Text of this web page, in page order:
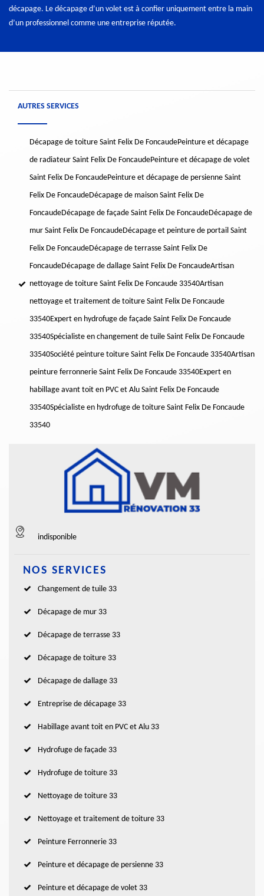
décapage. Le décapage d’un volet est à confier uniquement entre la main
d’un professionnel comme une entreprise réputée.
AUTRES SERVICES
Décapage de toiture Saint Felix De FoncaudePeinture et décapage
de radiateur Saint Felix De FoncaudePeinture et décapage de volet
Saint Felix De FoncaudePeinture et décapage de persienne Saint
Felix De FoncaudeDécapage de maison Saint Felix De
FoncaudeDécapage de façade Saint Felix De FoncaudeDécapage de
mur Saint Felix De FoncaudeDécapage et peinture de portail Saint
Felix De FoncaudeDécapage de terrasse Saint Felix De
FoncaudeDécapage de dallage Saint Felix De FoncaudeArtisan
nettoyage de toiture Saint Felix De Foncaude 33540Artisan
nettoyage et traitement de toiture Saint Felix De Foncaude
33540Expert en hydrofuge de façade Saint Felix De Foncaude
33540Spécialiste en changement de tuile Saint Felix De Foncaude
33540Société peinture toiture Saint Felix De Foncaude 33540Artisan
peinture ferronnerie Saint Felix De Foncaude 33540Expert en
habillage avant toit en PVC et Alu Saint Felix De Foncaude
33540Spécialiste en hydrofuge de toiture Saint Felix De Foncaude
33540
indisponible
NOS SERVICES
Changement de tuile 33
Décapage de mur 33
Décapage de terrasse 33
Décapage de toiture 33
Décapage de dallage 33
Entreprise de décapage 33
Habillage avant toit en PVC et Alu 33
Hydrofuge de façade 33
Hydrofuge de toiture 33
Nettoyage de toiture 33
Nettoyage et traitement de toiture 33
Peinture Ferronnerie 33
Peinture et décapage de persienne 33
Peinture et décapage de volet 33